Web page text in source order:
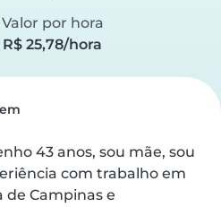
Valor por hora
R$ 25,78/hora
43 anos, sou mãe, sou
com trabalho em
Campinas e